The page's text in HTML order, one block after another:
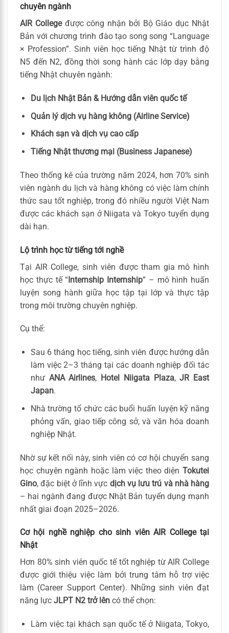
chuyên ngành
AIR Collegeđược công nhận bởi Bộ Giáo dục Nhật
Bản với chương trình đào tạo song song “Language
× Profession”. Sinh viên học tiếng Nhật từ trình độ
N5 đến N2, đồng thời song hành các lớp dạy bằng
tiếng Nhật chuyên ngành:
Du lịch Nhật Bản & Hướng dẫn viên quốc tế
Quản lý dịch vụ hàng không (Airline Service)
Khách sạn và dịch vụ cao cấp
Tiếng Nhật thương mại (Business Japanese)
Theo thống kê của trường năm 2024, hơn 70% sinh
viên ngành du lịch và hàng không có việc làm chính
thức sau tốt nghiệp, trong đó nhiều người Việt Nam
được các khách sạn ở Niigata và Tokyo tuyển dụng
dài hạn.
Lộ trình học từ tiếng tới nghề
Tại AIR College, sinh viên được tham gia mô hình
học thực tế “Internship Internship” – mô hình huấn
luyện song hành giữa học tập tại lớp và thực tập
trong môi trường chuyên nghiệp.
Cụ thể:
Sau 6 tháng học tiếng, sinh viên được hướng dẫn
làm việc 2–3 tháng tại các doanh nghiệp đối tác
như ANA Airlines, Hotel Niigata Plaza,JR East
Japan.
Nhà trường tổ chức các buổi huấn luyện kỹ năng
phỏng vấn, giao tiếp công sở, và văn hóa doanh
nghiệp Nhật.
Nhờ sự kết nối này, sinh viên có cơ hội chuyển sang
học chuyên ngành hoặc làm việc theo diện Tokutei
Gino, đặc biệt ở lĩnh vực dịch vụ lưu trú và nhà hàng
– hai ngành đang được Nhật Bản tuyển dụng mạnh
nhất giai đoạn 2025–2026.
Cơ hội nghề nghiệp cho sinh viên AIR College tại
Nhật
Hơn 80% sinh viên quốc tế tốt nghiệp từ AIR College
được giới thiệu việc làm bởi trung tâm hỗ trợ việc
làm (Career Support Center). Những sinh viên đạt
năng lực JLPT N2 trở lên có thể chọn:
Làm việc tại khách sạn quốc tế ở Niigata, Tokyo,